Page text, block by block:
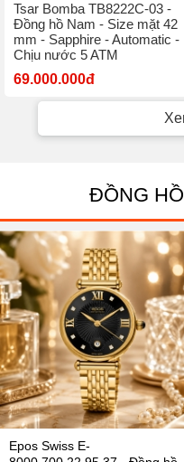
Tsar Bomba TB8222C-03 -
Đồng hồ Nam - Size mặt 42
mm - Sapphire - Automatic -
Chịu nước 5 ATM
69.000.000đ
ĐỒNG
Epos Swiss E-